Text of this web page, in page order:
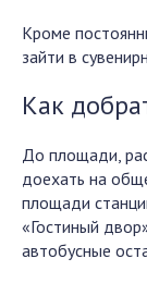
Кроме
зайти в
Как
До площади,
доехать на
площади
«Гостиный
автобусные